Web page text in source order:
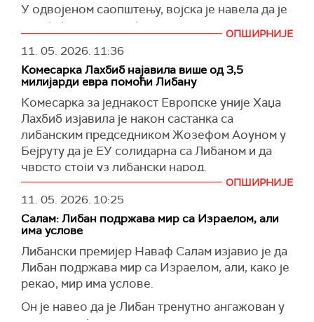
У одвојеном саопштењу, војска је навела да је
раније један њен војник погинуо у нападу
дрона који је, према наводима Израела,
лансирао Хезболах ка подручју у близини
либанске границе.
(Al Jazeera)
ОПШИРНИЈЕ
11. 05. 2026. 11:36
Комесарка Лахбиб најавила више од 3,5
милијарди евра помоћи Либану
Комесарка за једнакост Европске уније Хаџа
Лахбиб изјавила је након састанка са
либанским председником Жозефом Аоуном у
Бејруту да је ЕУ солидарна са Либаном и да
чврсто стоји уз либански народ.
"Европа је уз вас јуче, данас и сутра. У данима
радости као и у данима бола. Видимо патњу
Либана. Бомбе и даље падају, у рату који ви
нисте изабрали гину цивили, невини људи“,
рекла је Лахбиб, наводи се у саопштењу
објављеном на сајту Европске комисије.
Она је рекла да се ЕУ мобилисала да би се
Либан поново подигао и наставио да живи у
ОПШИРНИЈЕ
11. 05. 2026. 10:25
Салам: Либан подржава мир са Израелом, али
има услове
Либански премијер Наваф Салам изјавио је да
Либан подржава мир са Израелом, али, како је
рекао, мир има услове.
Он је навео да је Либан тренутно ангажован у